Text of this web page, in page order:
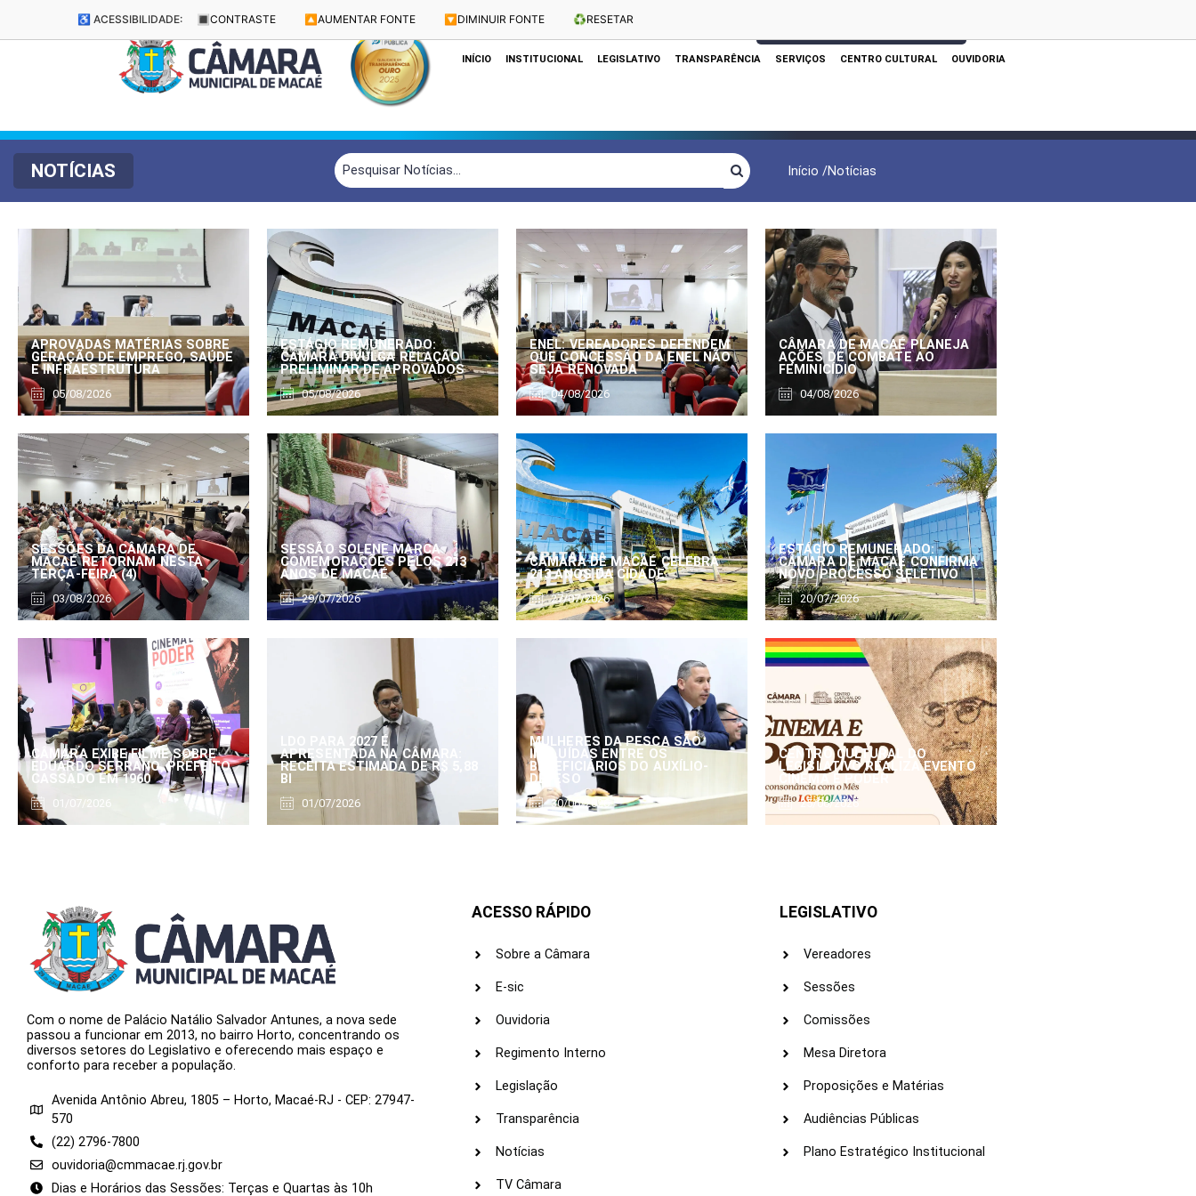
♿ ACESSIBILIDADE: 🔳 CONTRASTE 🔼 AUMENTAR FONTE 🔽 DIMINUIR FONTE ♻️RESETAR
Dias e Horários das Sessões: Terças e Quartas às 10h
INÍCIO INSTITUCIONAL LEGISLATIVO TRANSPARÊNCIA SERVIÇOS CENTRO CULTURAL OUVIDORIA
NOTÍCIAS Início /Notícias
APROVADAS MATÉRIAS SOBRE
GERAÇÃO DE EMPREGO, SAÚDE
E INFRAESTRUTURA
05/08/2026
ESTÁGIO REMUNERADO:
CÂMARA DIVULGA RELAÇÃO
PRELIMINAR DE APROVADOS
05/08/2026
ENEL: VEREADORES DEFENDEM
QUE CONCESSÃO DA ENEL NÃO
SEJA RENOVADA
04/08/2026
CÂMARA DE MACAÉ PLANEJA
AÇÕES DE COMBATE AO
FEMINICÍDIO
04/08/2026
SESSÕES DA CÂMARA DE
MACAÉ RETORNAM NESTA
TERÇA-FEIRA (4)
03/08/2026
SESSÃO SOLENE MARCA
COMEMORAÇÕES PELOS 213
ANOS DE MACAÉ
29/07/2026
CÂMARA DE MACAÉ CELEBRA
213 ANOS DA CIDADE
27/07/2026
ESTÁGIO REMUNERADO:
CÂMARA DE MACAÉ CONFIRMA
NOVO PROCESSO SELETIVO
20/07/2026
CÂMARA EXIBE FILME SOBRE
EDUARDO SERRANO, PREFEITO
CASSADO EM 1960
01/07/2026
LDO PARA 2027 É
APRESENTADA NA CÂMARA:
RECEITA ESTIMADA DE R$ 5,88
BI
01/07/2026
MULHERES DA PESCA SÃO
INCLUÍDAS ENTRE OS
BENEFICIÁRIOS DO AUXÍLIO-
DEFESO
30/06/2026
CENTRO CULTURAL DO
LEGISLATIVO REALIZA EVENTO
CINEMA E PODER
25/06/2026
Com o nome de Palácio Natálio Salvador Antunes, a nova sede
passou a funcionar em 2013, no bairro Horto, concentrando os
diversos setores do Legislativo e oferecendo mais espaço e
conforto para receber a população.
Avenida Antônio Abreu, 1805 – Horto, Macaé-RJ - CEP: 27947-
570
(22) 2796-7800
ouvidoria@cmmacae.rj.gov.br
Dias e Horários das Sessões: Terças e Quartas às 10h
ACESSO RÁPIDO
Sobre a Câmara
E-sic
Ouvidoria
Regimento Interno
Legislação
Transparência
Notícias
TV Câmara
LEGISLATIVO
Vereadores
Sessões
Comissões
Mesa Diretora
Proposições e Matérias
Audiências Públicas
Plano Estratégico Institucional